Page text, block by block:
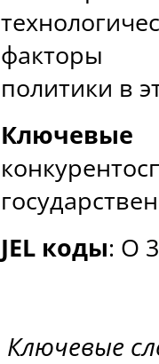
факторы
политики в
JEL коды: O
Ключевые